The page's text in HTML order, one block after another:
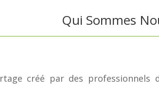
Qui Sommes
créé par des